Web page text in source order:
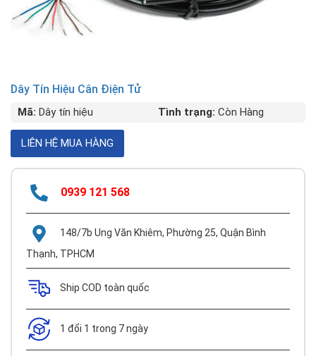
Dây Tín Hiệu Cân Điện Tử
Mã: Dây tín hiệu Tình trạng: Còn Hàng
0939 121 568
148/7b Ung Văn Khiêm, Phường 25, Quận Bình
Thạnh, TPHCM
Ship COD toàn quốc
1 đổi 1 trong 7 ngày